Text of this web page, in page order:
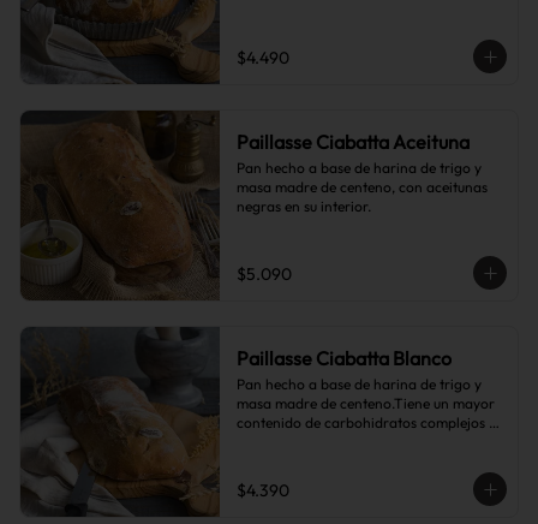
$4.490
Paillasse Ciabatta Aceituna
Pan hecho a base de harina de trigo y
masa madre de centeno, con aceitunas
negras en su interior.
$5.090
Paillasse Ciabatta Blanco
Pan hecho a base de harina de trigo y
masa madre de centeno.Tiene un mayor
contenido de carbohidratos complejos
$4.390